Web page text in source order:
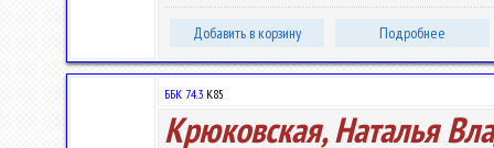
Добавить в корзину Подробнее
ББК 74.3 К85
Крюковская, Наталья